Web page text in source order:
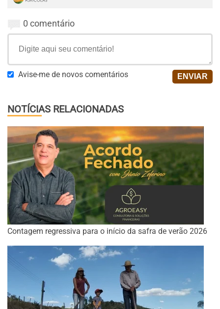
0 comentário
Avise-me de novos comentários
NOTÍCIAS RELACIONADAS
Contagem regressiva para o início da safra de verão 2026